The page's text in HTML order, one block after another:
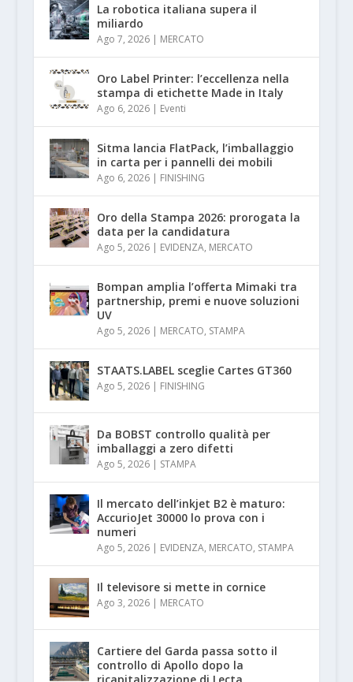
La robotica italiana supera il
miliardo
Ago 7, 2026| MERCATO
Oro Label Printer: l’eccellenza nella
stampa di etichette Made in Italy
Ago 6, 2026| Eventi
Sitma lancia FlatPack, l’imballaggio
in carta per i pannelli dei mobili
Ago 6, 2026| FINISHING
Oro della Stampa 2026: prorogata la
data per la candidatura
Ago 5, 2026| EVIDENZA, MERCATO
Bompan amplia l’offerta Mimaki tra
partnership, premi e nuove soluzioni
UV
Ago 5, 2026| MERCATO, STAMPA
STAATS.LABEL sceglie Cartes GT360
Ago 5, 2026| FINISHING
Da BOBST controllo qualità per
imballaggi a zero difetti
Ago 5, 2026| STAMPA
Il mercato dell’inkjet B2 è maturo:
AccurioJet 30000 lo prova con i
numeri
Ago 5, 2026| EVIDENZA, MERCATO, STAMPA
Il televisore si mette in cornice
Ago 3, 2026| MERCATO
Cartiere del Garda passa sotto il
controllo di Apollo dopo la